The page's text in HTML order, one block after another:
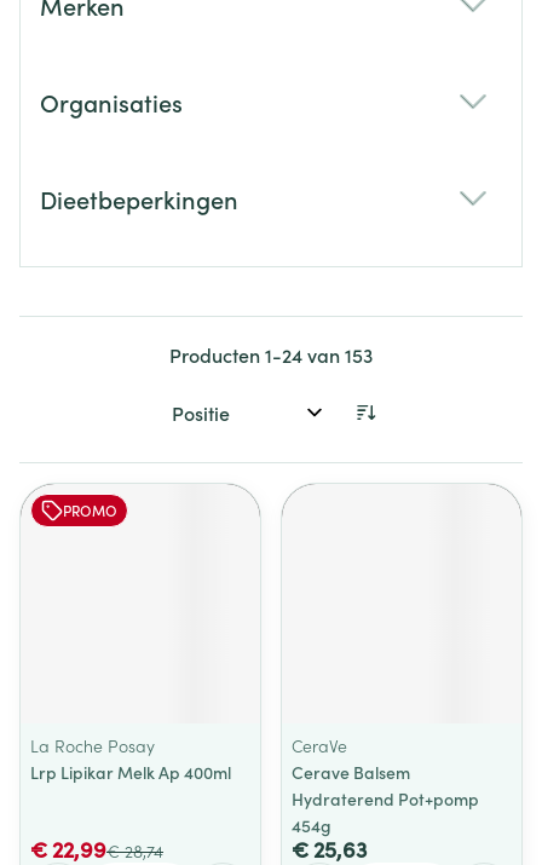
Organisaties
Dieetbeperkingen
Producten1-24van153
Sorteer op:
PROMO
La Roche Posay
Lrp Lipikar Melk Ap 400ml
€ 28,74
€ 22,99
CeraVe
Cerave Balsem
Hydraterend Pot+pomp
454g
€ 25,63